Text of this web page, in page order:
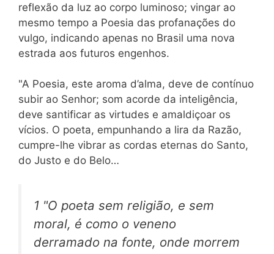
reflexão da luz ao corpo luminoso; vingar ao
mesmo tempo a Poesia das profanações do
vulgo, indicando apenas no Brasil uma nova
estrada aos futuros engenhos.
"A Poesia, este aroma d’alma, deve de contínuo
subir ao Senhor; som acorde da inteligência,
deve santificar as virtudes e amaldiçoar os
vícios. O poeta, empunhando a lira da Razão,
cumpre-lhe vibrar as cordas eternas do Santo,
do Justo e do Belo…
1 "O poeta sem religião, e sem
moral, é como o veneno
derramado na fonte, onde morrem